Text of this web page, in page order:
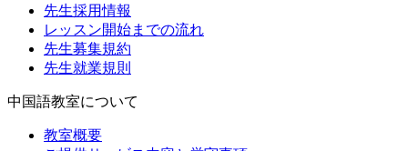
先生採用情報
レッスン開始までの流れ
先生募集規約
先生就業規則
中国語教室について
教室概要